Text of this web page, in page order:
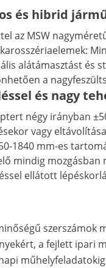
és hibrid
az MSW
alátámasztást és
a
és nagy
négy irányban
vagy
1840 mm-es
mindig
ellátott
szerszámok
a fejlett ipari